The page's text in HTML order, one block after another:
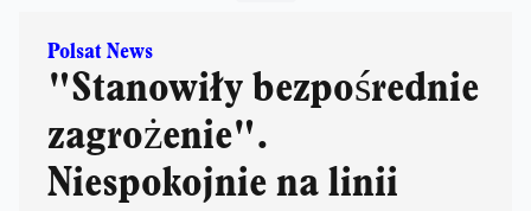
Polsat News
"Stanowiły bezpośrednie
zagrożenie".
Niespokojnie na linii